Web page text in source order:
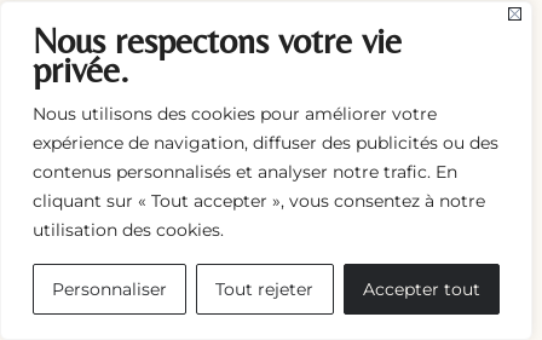
Nous respectons votre vie
privée.
Nous utilisons des cookies pour améliorer votre
expérience de navigation, diffuser des publicités ou des
contenus personnalisés et analyser notre trafic. En
cliquant sur « Tout accepter », vous consentez à notre
utilisation des cookies.
Personnaliser Tout rejeter Accepter tout